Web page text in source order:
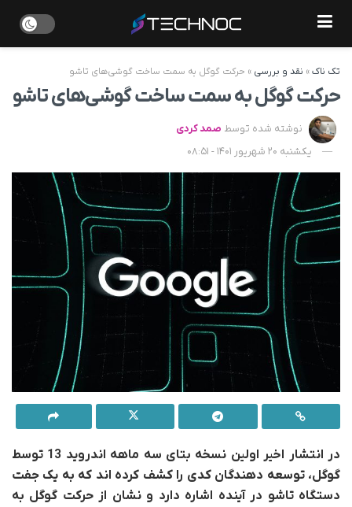
تک ناک» نقد و بررسی » حرکت گوگل به سمت ساخت گوشی‌های تاشو
حرکت گوگل به سمت ساخت گوشی‌های تاشو
نوشته شده توسط صمد کردی
یکشنبه 20 شهریور 1401 - 08:51
در انتشار اخیر اولین نسخه بتای سه ماهه اندروید 13 توسط
گوگل، توسعه دهندگان کدی را کشف کرده اند که به یک جفت
دستگاه تاشو در آینده اشاره دارد و نشان از حرکت گوگل به